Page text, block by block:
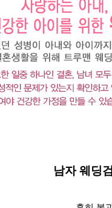
남자 웨딩